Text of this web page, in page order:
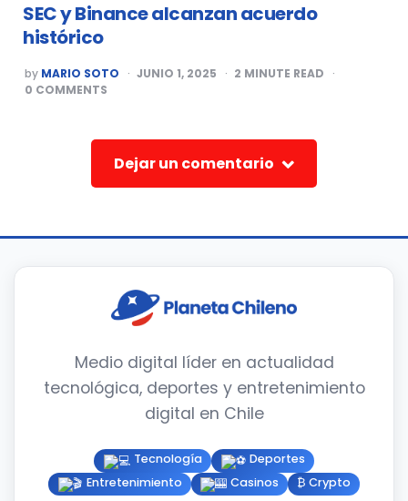
SEC y Binance alcanzan acuerdo
histórico
POSTED
BY
by MARIO SOTO JUNIO 1, 2025 2 MINUTE READ
0 COMMENTS
Dejar un comentario
Medio digital líder en actualidad
tecnológica, deportes y entretenimiento
digital en Chile
Tecnología
Deportes
Entretenimiento
Casinos ₿ Crypto